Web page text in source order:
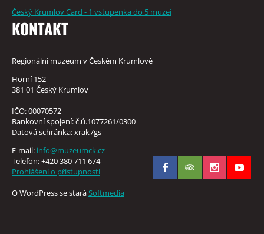
Český Krumlov Card - 1 vstupenka do 5 muzeí
KONTAKT
Regionální muzeum v Českém Krumlově
Horní 152
381 01 Český Krumlov
IČO: 00070572
Bankovní spojení: č.ú.1077261/0300
Datová schránka: xrak7gs
E-mail: info@muzeumck.cz
Telefon: +420 380 711 674
Prohlášení o přístupnosti
O WordPress se staráSoftmedia